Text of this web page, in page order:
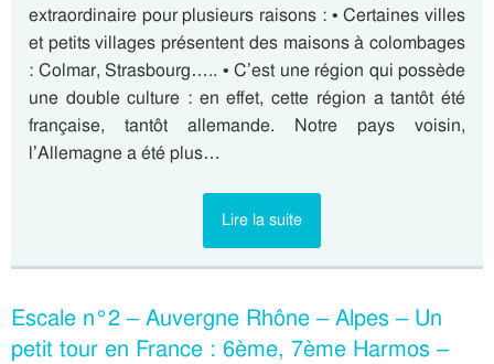
extraordinaire pour plusieurs raisons : • Certaines villes
et petits villages présentent des maisons à colombages
: Colmar, Strasbourg….. • C’est une région qui possède
une double culture : en effet, cette région a tantôt été
française, tantôt allemande. Notre pays voisin,
l’Allemagne a été plus…
Lire la suite
Escale n°2 – Auvergne Rhône – Alpes – Un
petit tour en France : 6ème, 7ème Harmos –